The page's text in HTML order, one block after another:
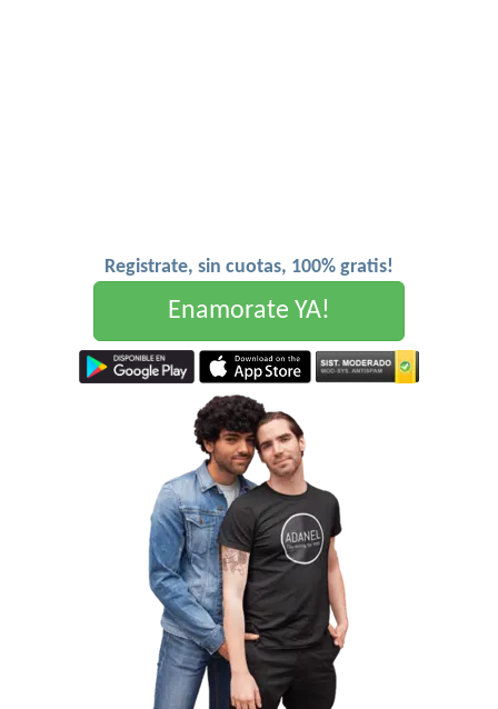
Registrate, sin cuotas, 100% gratis!
Enamorate YA!